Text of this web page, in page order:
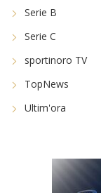
Serie B
Serie C
sportinoro TV
TopNews
Ultim'ora